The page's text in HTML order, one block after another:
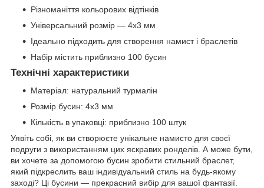
Різноманіття кольорових відтінків
Універсальний розмір — 4x3 мм
Ідеально підходить для створення намист і браслетів
Набір містить приблизно 100 бусин
Технічні характеристики
Матеріал: натуральний турмалін
Розмір бусин: 4x3 мм
Кількість в упаковці: приблизно 100 штук
Уявіть собі, як ви створюєте унікальне намисто для своєї
подруги з використанням цих яскравих ронделів. А може бути,
ви хочете за допомогою бусин зробити стильний браслет,
який підкреслить ваш індивідуальний стиль на будь-якому
заході? Ці бусини — прекрасний вибір для вашої фантазії.